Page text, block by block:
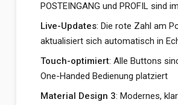
POSTEINGANG und PROFIL sind
Live-Updates: Die rote Zahl am
aktualisiert sich automatisch in
Touch-optimiert: Alle Buttons
One-Handed Bedienung platziert
Material Design 3: Modernes,